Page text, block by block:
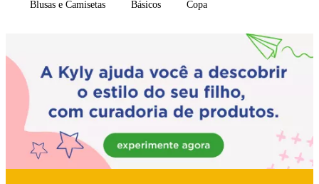
Blusas e Camisetas Básicos Copa